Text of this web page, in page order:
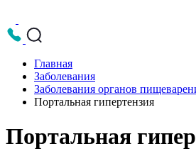
Главная
Заболевания
Заболевания органов
Портальная гипертензия
Портальная